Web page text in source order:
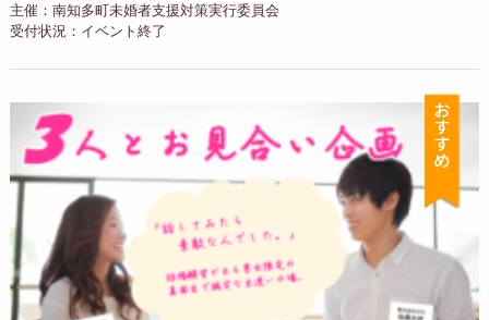
主催：南知多町未婚者支援対策実行委員会
受付状況：イベント終了
お